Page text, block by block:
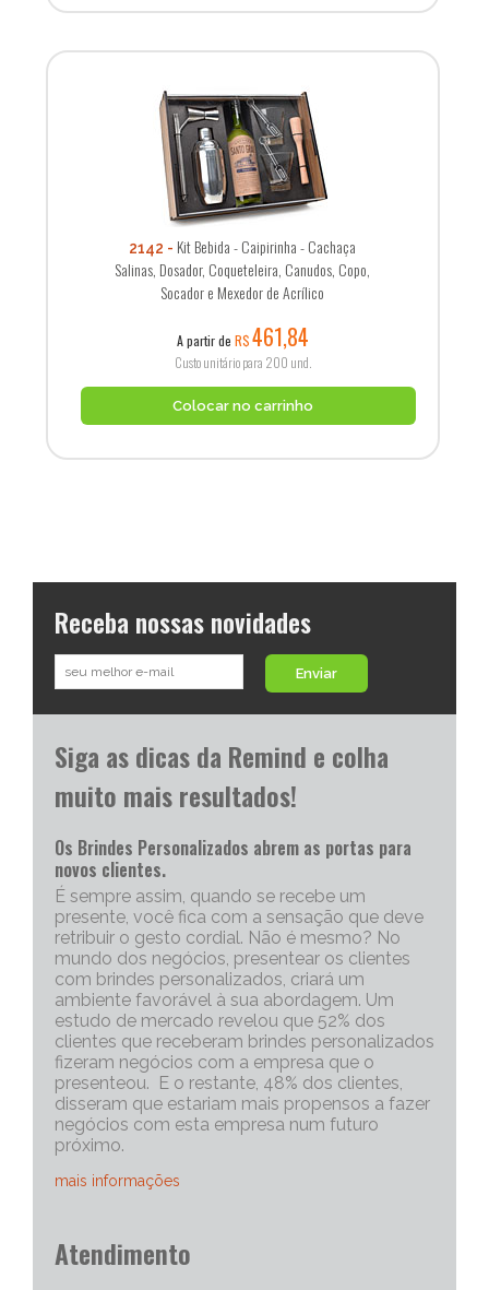
2142
Kit Bebida - Caipirinha - Cachaça
Salinas, Dosador, Coqueteleira, Canudos, Copo,
Socador e Mexedor de Acrílico
A partir de R$461,84
Custo unitário para 200 und.
Colocar no carrinho
Receba nossas novidades
Enviar
Siga as dicas da Remind e colha
muito mais resultados!
Os Brindes Personalizados abrem as portas para
novos clientes.
É sempre assim, quando se recebe um
presente, você fica com a sensação que deve
retribuir o gesto cordial. Não é mesmo? No
mundo dos negócios, presentear os clientes
com brindes personalizados, criará um
ambiente favorável à sua abordagem. Um
estudo de mercado revelou que 52% dos
clientes que receberam brindes personalizados
fizeram negócios com a empresa que o
presenteou. E o restante, 48% dos clientes,
disseram que estariam mais propensos a fazer
negócios com esta empresa num futuro
próximo.
mais informações
eficazes para iniciar uma conversa com um
Atendimento